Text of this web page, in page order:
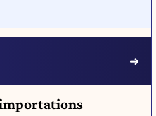
importations